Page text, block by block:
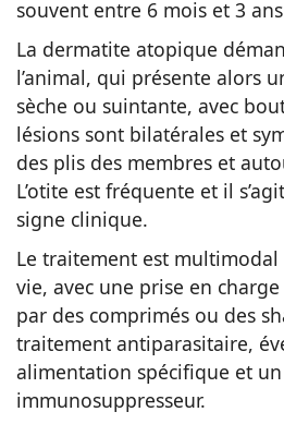
souvent entre 6 mois et 3 ans
La dermatite atopique
l’animal, qui présente alors
sèche ou suintante, avec
lésions sont bilatérales et
des plis des membres et
L’otite est fréquente et il
signe clinique.
Le traitement est
vie, avec une prise en
par des comprimés ou des
traitement antiparasitaire,
alimentation spécifique et
immunosuppresseur.